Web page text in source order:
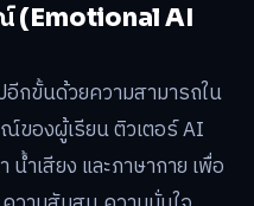
ณ์ (Emotional AI
อีกขั้นด้วยความสามารถใน
ของผู้เรียน ติวเตอร์ AI
ำเสียง และภาษากาย เพื่อ